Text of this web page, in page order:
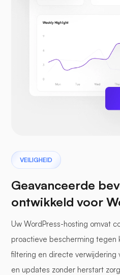
VEILIGHEID
Geavanceerde
ontwikkeld voor
Uw WordPress-hosting omvat
proactieve bescherming tegen
filtering en directe verwijdering
en updates zonder herstart